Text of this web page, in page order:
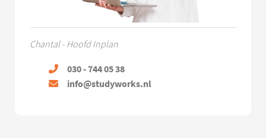
Chantal - Hoofd Inplan
030 - 744 05 38
info@studyworks.nl